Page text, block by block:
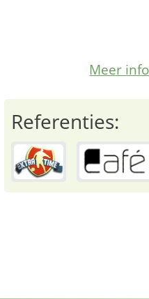
Meer
Referenties: